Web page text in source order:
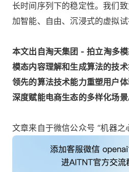
长时间序列下的稳定性。我们
加智能、自由、沉浸式的虚拟试
本文出自淘天集团 - 拍立淘多
模态内容理解和生成算法的技
领先的算法技术能力重塑用户
深度赋能电商生态的多样化场景
文章来自于微信公众号 “机器之